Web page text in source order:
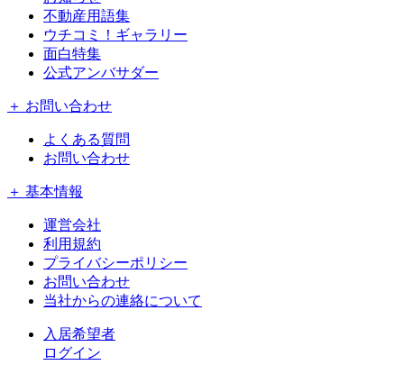
不動産用語集
ウチコミ！ギャラリー
面白特集
公式アンバサダー
＋ お問い合わせ
よくある質問
お問い合わせ
＋ 基本情報
運営会社
利用規約
プライバシーポリシー
お問い合わせ
当社からの連絡について
入居希望者
ログイン